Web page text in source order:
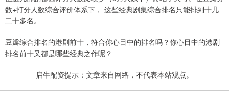
数+打分人数综合评价体系下， 这些经典剧集综合排名只能排到十几
二十多名。
豆瓣综合排名的港剧前十，符合你心目中的排名吗？你心目中的港剧
排名前十又都是哪些经典之作呢？
启牛配资提示：文章来自网络，不代表本站观点。